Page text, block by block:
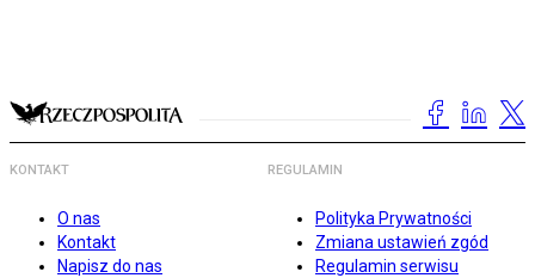
KONTAKT
O nas
Kontakt
Napisz do nas
REGULAMIN
Polityka Prywatności
Zmiana ustawień zgód
Regulamin serwisu